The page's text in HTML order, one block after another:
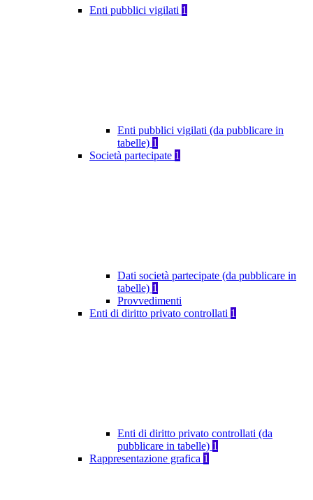
Enti pubblici vigilati 1
Enti pubblici vigilati (da pubblicare in
tabelle) 1
Società partecipate 1
Dati società partecipate (da pubblicare in
tabelle) 1
Provvedimenti
Enti di diritto privato controllati 1
Enti di diritto privato controllati (da
pubblicare in tabelle) 1
Rappresentazione grafica 1